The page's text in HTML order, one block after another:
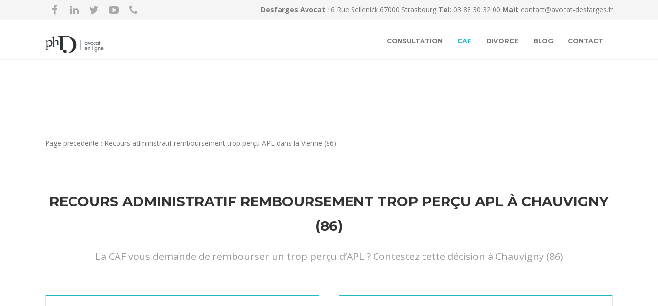
Desfarges Avocat 16 Rue Sellenick 67000 Strasbourg Tel: 03 88 30 32 00 Mail: contact@avocat-desfarges.fr
CONSULTATION CAF DIVORCE BLOG CONTACT
Page précédente : Recours administratif remboursement trop perçu APL dans la Vienne (86)
RECOURS ADMINISTRATIF REMBOURSEMENT TROP PERÇU APL À CHAUVIGNY
(86)
La CAF vous demande de rembourser un trop perçu d’APL ? Contestez cette décision à Chauvigny (86)